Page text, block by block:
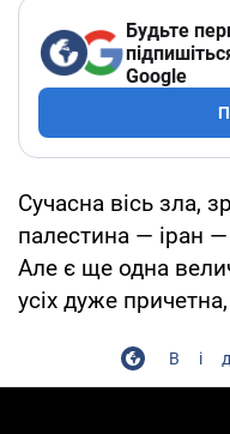
Будьте
Google
Сучасна вісь зла,
палестина — іран
Але є ще одна
усіх дуже